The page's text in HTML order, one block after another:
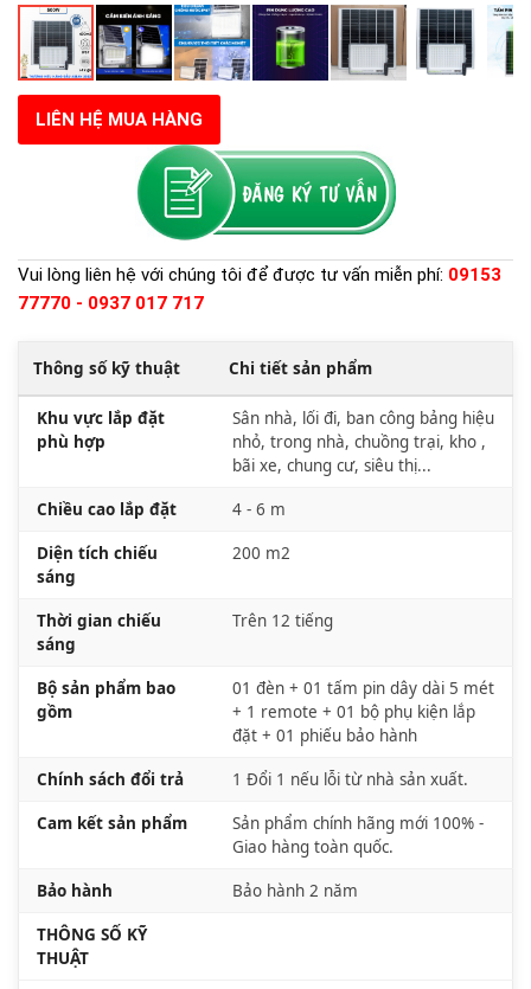
LIÊN HỆ MUA HÀNG
Vui lòng liên hệ với chúng tôi để được tư vấn miễn phí: 09153
77770 - 0937 017 717
Thông số kỹ thuật Chi tiết sản phẩm
Khu vực lắp đặt
phù hợp
Sân nhà, lối đi, ban công bảng hiệu
nhỏ, trong nhà, chuồng trại, kho ,
bãi xe, chung cư, siêu thị...
Chiều cao lắp đặt 4 - 6 m
Diện tích chiếu
sáng
200 m2
Thời gian chiếu
sáng
Trên 12 tiếng
Bộ sản phẩm bao
gồm
01 đèn + 01 tấm pin dây dài 5 mét
+ 1 remote + 01 bộ phụ kiện lắp
đặt + 01 phiếu bảo hành
Chính sách đổi trả 1 Đổi 1 nếu lỗi từ nhà sản xuất.
Cam kết sản phẩm
Sản phẩm chính hãng mới 100% -
Giao hàng toàn quốc.
Bảo hành Bảo hành 2 năm
THÔNG SỐ KỸ
THUẬT